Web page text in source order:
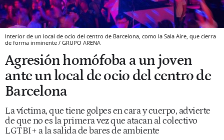
Interior de un local de ocio del centro de Barcelona, como la Sala Aire, que cierra
de forma inminente / GRUPO ARENA
Agresión homófoba a un joven
ante un local de ocio del centro de
Barcelona
La víctima, que tiene golpes en cara y cuerpo, advierte
de que no es la primera vez que atacan al colectivo
LGTBI+ a la salida de bares de ambiente